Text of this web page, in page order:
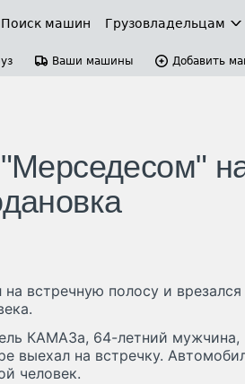
Поиск машин Грузовладельцам
Ваши машины Добавить
встречную полосу и врезался
КАМАЗа, 64-летний мужчина,
выехал на встречку.
человек.